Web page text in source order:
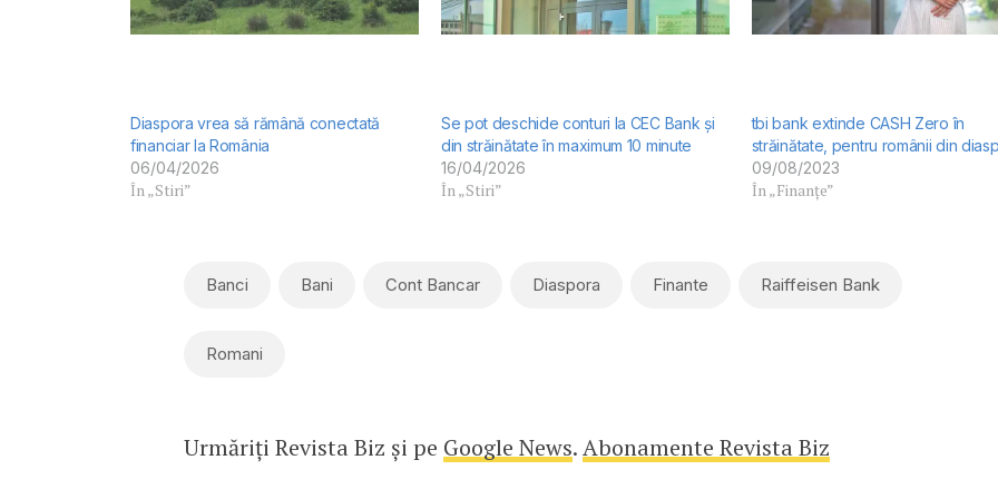
Diaspora vrea să rămână conectată
financiar la România
06/04/2026
În „Stiri”
Se pot deschide conturi la CEC Bank și
din străinătate în maximum 10 minute
16/04/2026
În „Stiri”
tbi bank extinde CASH Zero în
străinătate, pentru românii din
09/08/2023
În „Finanțe”
Banci Bani Cont Bancar Diaspora Finante Raiffeisen Bank
Romani
Urmăriți Revista Biz și pe Google News.Abonamente Revista Biz